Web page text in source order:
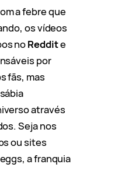
a febre que
os vídeos
noReddite
por
fãs, mas
através
Seja nos
ou sites
a franquia